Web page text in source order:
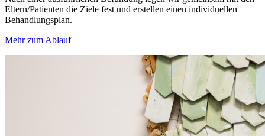
Eltern/Patienten die Ziele fest und erstellen einen individuellen
Behandlungsplan.
Mehr zum Ablauf